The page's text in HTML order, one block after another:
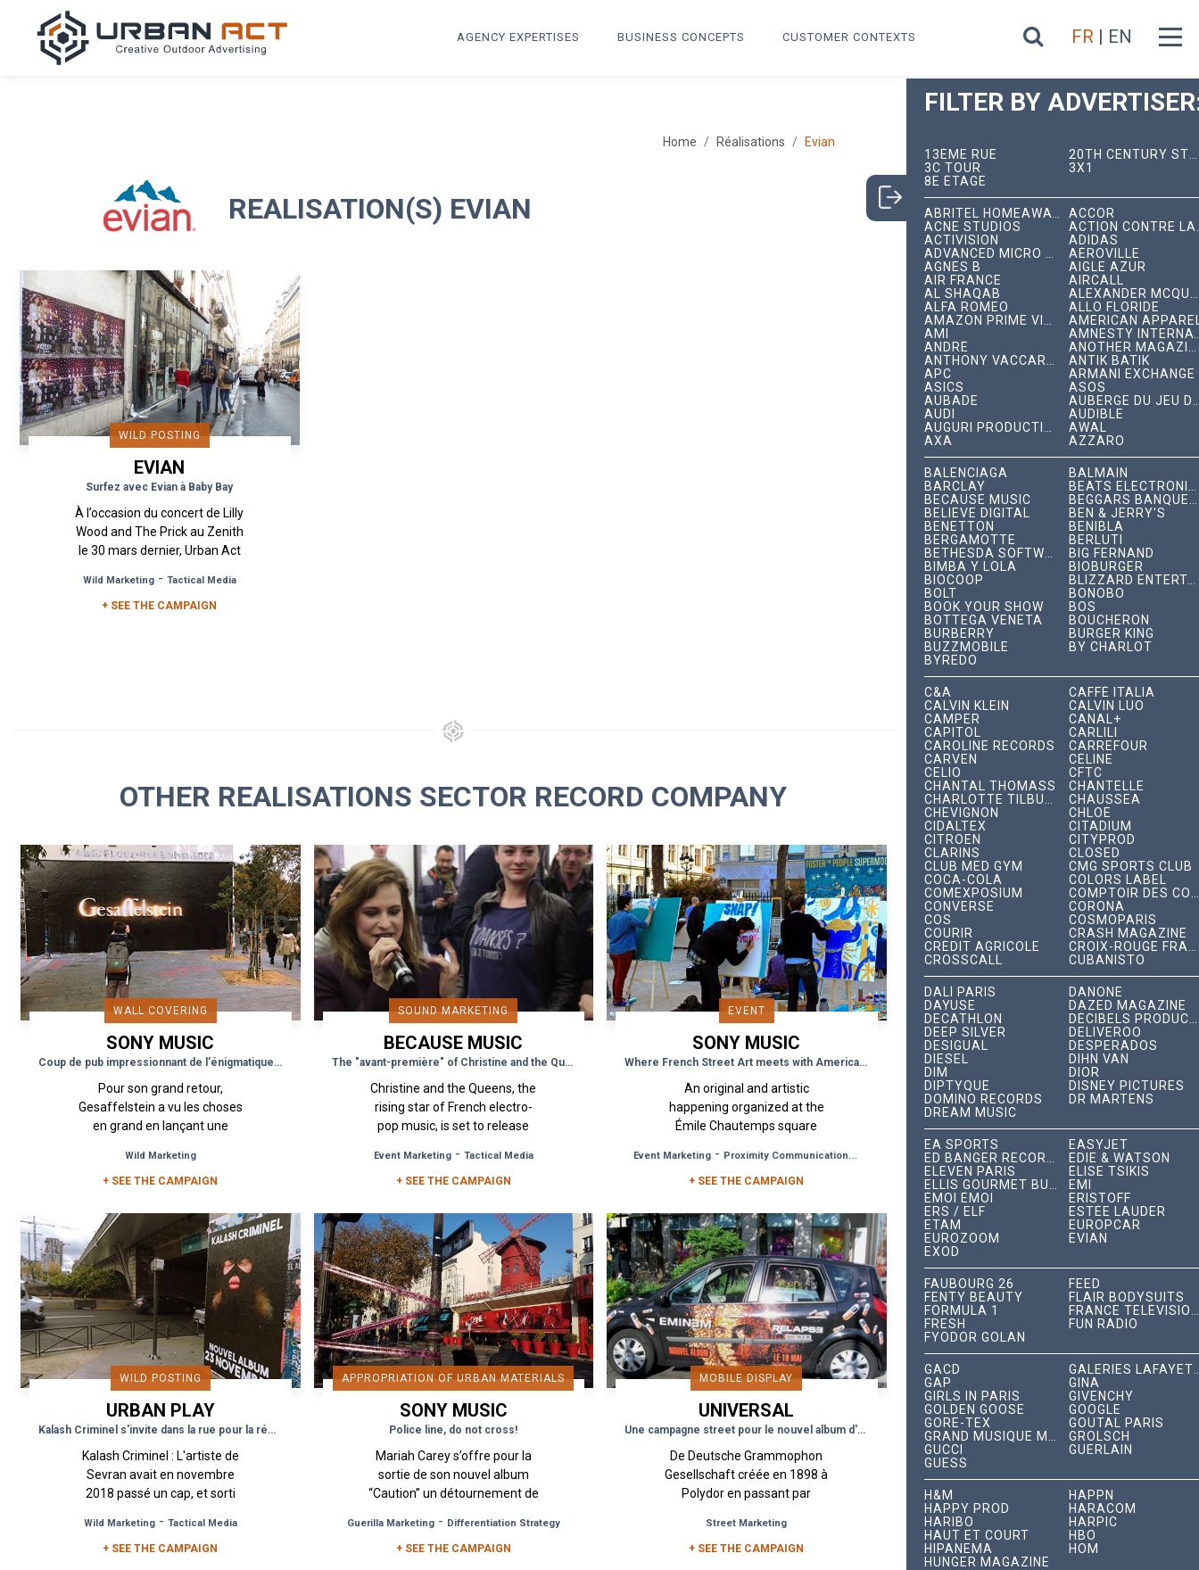
FR | EN
AGENCY EXPERTISES BUSINESS CONCEPTS CUSTOMER CONTEXTS
Home Réalisations Evian
REALISATION(S) EVIAN
WILD POSTING
EVIAN
Surfez avec Evian à Baby Bay
À l’occasion du concert de Lilly
Wood and The Prick au Zenith
le 30 mars dernier, Urban Act
d’affichage Sauvage dans
les...
Wild Marketing- Tactical Media
+ SEE THE CAMPAIGN
OTHER REALISATIONS SECTOR RECORD COMPANY
WALL COVERING
SONY MUSIC
Coup de pub impressionnant de l'énigmatique DJ Gesaffelstein dans Paris
Pour son grand retour,
Gesaffelstein a vu les choses
en grand en lançant une
Marketing. En octobre 2018, le
DJ a pris possession du mur...
Wild Marketing
+ SEE THE CAMPAIGN
SOUND MARKETING
BECAUSE MUSIC
The "avant-première" of Christine and the Queens’ new album in a bus stop
Christine and the Queens, the
rising star of French electro-
pop music, is set to release
Humaine" on the Because
Music record...
Event Marketing- Tactical Media
+ SEE THE CAMPAIGN
EVENT
SONY MUSIC
Where French Street Art meets with American Indie Pop!
An original and artistic
happening organized at the
Émile Chautemps square
where the biggest fans of
Foster the People have been...
Event Marketing - Proximity Communication- Differentiation Strategy
+ SEE THE CAMPAIGN
WILD POSTING
URBAN PLAY
Kalash Criminel s'invite dans la rue pour la réédition de son album
Kalash Criminel : L'artiste de
Sevran avait en novembre
2018 passé un cap, et sorti
aux Lions". Mais Kalash...
Wild Marketing- Tactical Media
+ SEE THE CAMPAIGN
APPROPRIATION OF URBAN MATERIALS
SONY MUSIC
Police line, do not cross!
Mariah Carey s’offre pour la
sortie de son nouvel album
“Caution” un détournement de
places fortes et lieux
emblématiques de Paris
Guerilla Marketing- Differentiation Strategy
+ SEE THE CAMPAIGN
MOBILE DISPLAY
UNIVERSAL
MUSIC GROUP
Une campagne street pour le nouvel album d'Eminem
De Deutsche Grammophon
Gesellschaft créée en 1898 à
Polydor en passant par
Island… Universal Music, c’est
aujourd’hui plus de 110 ans...
Street Marketing
+ SEE THE CAMPAIGN
FILTER BY
13ÈME RUE
3C TOUR
3X1
8E ÉTAGE
ACCOR
ACNE STUDIOS
ACTIVISION
ADIDAS
AÉROVILLE
AGNÈS B
AIGLE AZUR
AIR FRANCE
AIRCALL
AL SHAQAB
ALFA ROMEO
ALLO FLORIDE
AMERICAN
AMI
ANDRÉ
ANTIK BATIK
APC
ARMANI EXCHANGE
ASICS
ASOS
AUBADE
AUDI
AUDIBLE
AWAL
AXA
AZZARO
BALENCIAGA
BALMAIN
BARCLAY
BECAUSE MUSIC
BELIEVE DIGITAL
BEN & JERRY'S
BENETTON
BENIBLA
BERGAMOTTE
BERLUTI
BIG FERNAND
BIMBA Y LOLA
BIOBURGER
BIOCOOP
BLIZZARD ENTERTAINMENT
BOLT
BONOBO
BOOK YOUR SHOW
BOS
BOTTEGA VENETA
BOUCHERON
BURBERRY
BURGER KING
BUZZMOBILE
BY CHARLOT
BYREDO
C&A
CAFFÈ ITALIA
CALVIN KLEIN
CALVIN LUO
CAMPER
CANAL+
CAPITOL
CARLILI
CAROLINE RECORDS
CARREFOUR
CARVEN
CÉLINE
CELIO
CFTC
CHANTAL THOMASS
CHANTELLE
CHAUSSEA
CHEVIGNON
CHLOÉ
CIDALTEX
CITADIUM
CITROËN
CITYPROD
CLARINS
CLOSED
CLUB MED GYM
CMG SPORTS CLUB
COCA-COLA
COLORS LABEL
COMEXPOSIUM
CONVERSE
CORONA
COS
COSMOPARIS
COURIR
CRASH MAGAZINE
CRÉDIT AGRICOLE
CROSSCALL
CUBANISTO
DALÍ PARIS
DANONE
DAYUSE
DAZED MAGAZINE
DECATHLON
DEEP SILVER
DELIVEROO
DESIGUAL
DESPERADOS
DIESEL
DIHN VAN
DIM
DIOR
DIPTYQUE
DISNEY PICTURES
DOMINO RECORDS
DR MARTENS
DREAM MUSIC
EA SPORTS
EASYJET
EDIE & WATSON
ELEVEN PARIS
ÉLISE TSIKIS
EMI
ÉMOI ÉMOI
ERISTOFF
ERS / ELF
ESTÉE LAUDER
ETAM
EUROPCAR
EUROZOOM
EVIAN
EXOD
FAUBOURG 26
FEED
FENTY BEAUTY
FLAIR BODYSUITS
FORMULA 1
FRESH
FUN RADIO
FYODOR GOLAN
GACD
GAP
GINA
GIRLS IN PARIS
GIVENCHY
GOLDEN GOOSE
GOOGLE
GORE-TEX
GOUTAL PARIS
GROLSCH
GUCCI
GUERLAIN
GUESS
H&M
HAPPN
HAPPY PROD
HARACOM
HARIBO
HARPIC
HAUT ET COURT
HBO
HIPANEMA
HOM
HUNGER MAGAZINE